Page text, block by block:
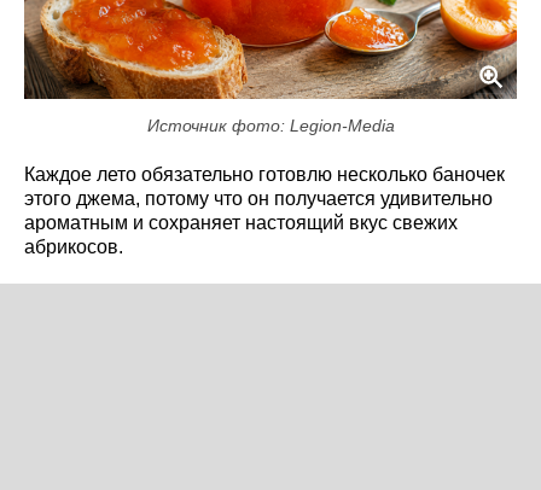
Источник фото: Legion-Media
Каждое лето обязательно готовлю несколько баночек
этого джема, потому что он получается удивительно
ароматным и сохраняет настоящий вкус свежих
абрикосов.